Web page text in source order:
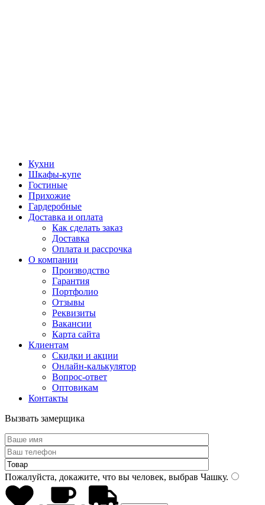
Кухни
Шкафы-купе
Гостиные
Прихожие
Гардеробные
Доставка и оплата
Как сделать заказ
Доставка
Оплата и рассрочка
О компании
Производство
Гарантия
Портфолио
Отзывы
Реквизиты
Вакансии
Карта сайта
Клиентам
Скидки и акции
Онлайн-калькулятор
Вопрос-ответ
Оптовикам
Контакты
Вызвать замерщика
Пожалуйста, докажите, что вы человек, выбрав Чашку.